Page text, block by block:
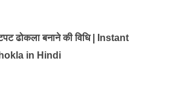
ढोकला बनाने की विधि | Instant
in Hindi